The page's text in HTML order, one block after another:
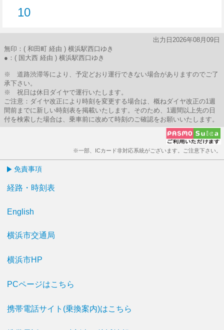
10
出力日2026年08月09日
無印：( 和田町 経由 ) 横浜駅西口ゆき
●：( 国大西 経由 ) 横浜駅西口ゆき
※ 道路渋滞等により、予定どおり運行できない場合がありますのでご了
承下さい。
※ 祝日は休日ダイヤで運行いたします。
ご注意：ダイヤ改正により時刻を変更する場合は、概ねダイヤ改正の1週
間前までに新しい時刻表を掲載いたします。そのため、1週間以上先の日
付を検索した場合は、乗車前に改めて時刻のご確認をお願いいたします。
※一部、ICカード非対応系統がございます。ご注意下さい。
免責事項
経路・時刻表
English
横浜市交通局
横浜市HP
PCページはこちら
携帯電話サイト(乗換案内)はこちら